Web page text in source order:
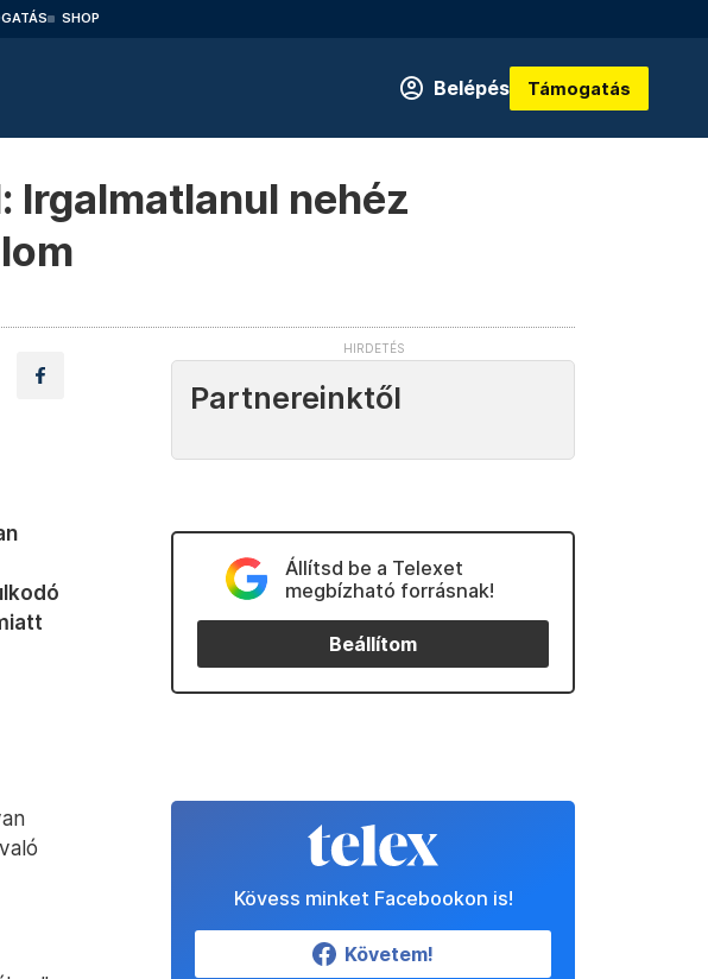
SHOP
Belépés Támogatás
Irgalmatlanul nehéz
Partnereinktől
Állítsd be a Telexet
megbízható forrásnak!
Beállítom
Kövess minket Facebookon is!
Követem!